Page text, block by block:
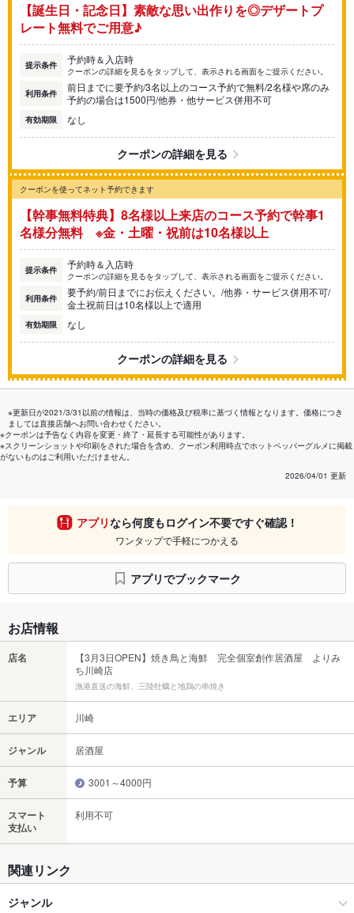
【誕生日・記念日】素敵な思い出作りを◎デザートプ
レート無料でご用意♪
提示条件 予約時＆入店時
クーポンの詳細を見るをタップして、表示される画面をご提示ください。
利用条件
前日までに要予約/3名以上のコース予約で無料/2名様や席のみ
予約の場合は1500円/他券・他サービス併用不可
有効期限 なし
クーポンの詳細を見る
クーポンを使ってネット予約できます
【幹事無料特典】8名様以上来店のコース予約で幹事1
名様分無料 ※金・土曜・祝前は10名様以上
提示条件 予約時＆入店時
クーポンの詳細を見るをタップして、表示される画面をご提示ください。
利用条件
要予約/前日までにお伝えください。/他券・サービス併用不可/
金土祝前日は10名様以上で適用
有効期限 なし
クーポンの詳細を見る
※更新日が2021/3/31以前の情報は、当時の価格及び税率に基づく情報となります。価格につき
ましては直接店舗へお問い合わせください。
※クーポンは予告なく内容を変更・終了・延長する可能性があります。
※スクリーンショットや印刷をされた場合を含め、クーポン利用時点でホットペッパーグルメに掲載
がないものはご利用いただけません。
2026/04/01 更新
アプリなら何度もログイン不要ですぐ確認！
ワンタップで手軽につかえる
アプリでブックマーク
お店情報
店名
【3月3日OPEN】焼き鳥と海鮮 完全個室創作居酒屋 よりみ
ち川崎店
漁港直送の海鮮、三陸牡蠣と地鶏の串焼き
エリア 川崎
ジャンル 居酒屋
予算 3001～4000円
スマート
支払い
利用不可
関連リンク
ジャンル